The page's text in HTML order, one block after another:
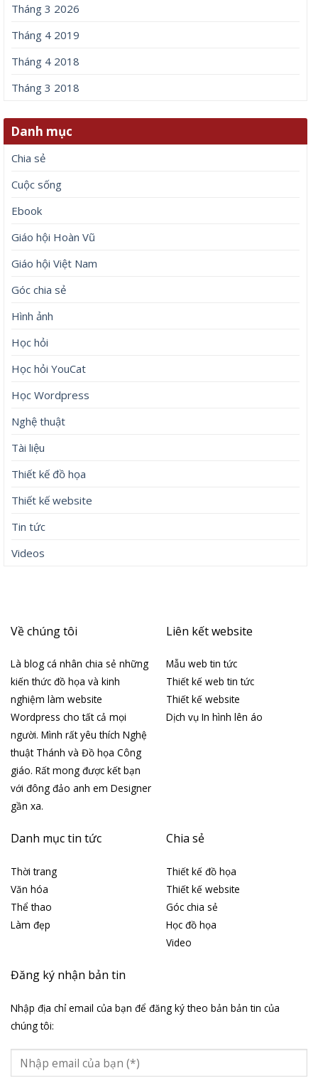
Tháng 3 2026
Tháng 4 2019
Tháng 4 2018
Tháng 3 2018
Danh mục
Chia sẻ
Cuộc sống
Ebook
Giáo hội Hoàn Vũ
Giáo hội Việt Nam
Góc chia sẻ
Hình ảnh
Học hỏi
Học hỏi YouCat
Học Wordpress
Nghệ thuật
Tài liệu
Thiết kế đồ họa
Thiết kế website
Tin tức
Videos
Về chúng tôi
Là blog cá nhân chia sẻ những
kiến thức đồ họa và kinh
nghiệm làm website
Wordpress cho tất cả mọi
người. Mình rất yêu thích Nghệ
thuật Thánh và Đồ họa Công
giáo. Rất mong được kết bạn
với đông đảo anh em Designer
gần xa.
Liên kết website
Mẫu web tin tức
Thiết kế web tin tức
Thiết kế website
Dịch vụ In hình lên áo
Danh mục tin tức
Thời trang
Văn hóa
Thể thao
Làm đẹp
Chia sẻ
Thiết kế đồ họa
Thiết kế website
Góc chia sẻ
Học đồ họa
Video
Đăng ký nhận bản tin
Nhập địa chỉ email của bạn để đăng ký theo bản bản tin của
chúng tôi: